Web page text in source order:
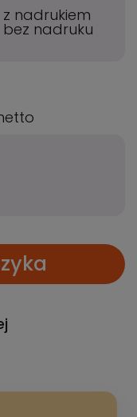
z nadrukiem
bez nadruku